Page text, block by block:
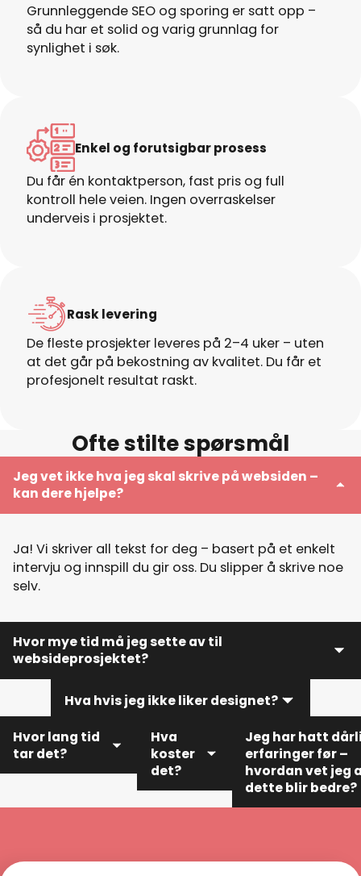
Grunnleggende SEO og sporing er satt opp –
så du har et solid og varig grunnlag for
synlighet i søk.
Enkel og forutsigbar prosess
Du får én kontaktperson, fast pris og full
kontroll hele veien. Ingen overraskelser
underveis i prosjektet.
Rask levering
De fleste prosjekter leveres på 2–4 uker – uten
at det går på bekostning av kvalitet. Du får et
profesjonelt resultat raskt.
Ofte stilte spørsmål
Jeg vet ikke hva jeg skal skrive på websiden –
kan dere hjelpe?
Ja! Vi skriver all tekst for deg – basert på et enkelt
intervju og innspill du gir oss. Du slipper å skrive noe
selv.
Hvor mye tid må jeg sette av til
websideprosjektet?
Ikke mye. Vi leder prosessen, stiller de riktige
spørsmålene og skriver all tekst for deg. Du trenger
bare å gi tilbakemeldinger underveis.
Hva hvis jeg ikke liker designet?
Du får alltid utkast du kan gi tilbakemeldinger på. Vi
jobber tett sammen og justerer til du er fornøyd.
Hvor lang tid
tar det?
Vanlig
av prosjektets
Hva
koster
det?
på
Jeg har hatt
erfaringer før –
hvordan vet jeg
dette blir bedre?
kontaktperson, en